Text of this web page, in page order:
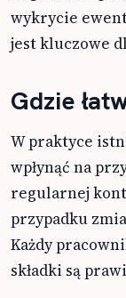
wykrycie
jest kluczowe
Gdzie
W praktyce
wpłynąć na
regularnej
przypadku
Każdy
składki są